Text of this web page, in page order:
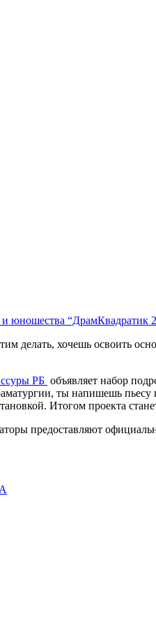
и юношества “ДрамКвадратик
хочешь освоить
РБ объявляет набор
ты напишешь
Итогом проекта
предоставляют